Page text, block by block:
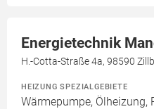
Energietechnik
H.-Cotta-Straße 4a, 98590
HEIZUNG SPEZIALGEBIETE
Wärmepumpe, Ölheizung,